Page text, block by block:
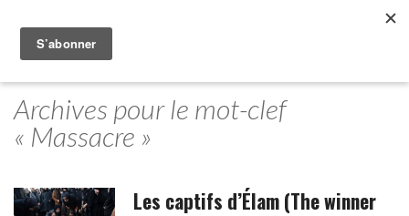
Archives pour le mot-clef
« Massacre »
Les captifs d’Élam (The winner